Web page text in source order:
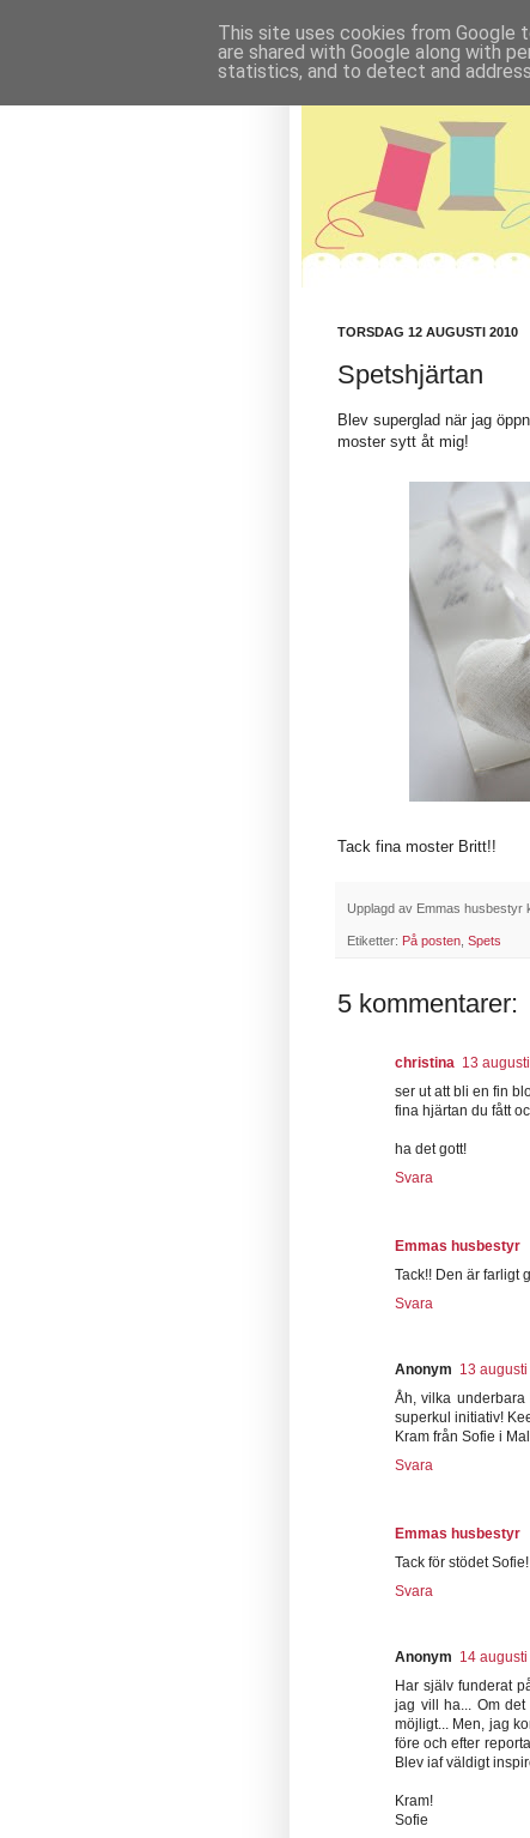
TORSDAG 12 AUGUSTI 2010
Spetshjärtan
Blev superglad när jag
moster sytt åt mig!
Tack fina moster Britt!!
Upplagd av Emmas husbestyr
Etiketter: På posten Spets
5 kommentarer:
christina 13
ser ut att bli en fin
fina hjärtan du fått
ha det gott!
Svara
Emmas husbestyr
Tack!! Den är farligt
Svara
Anonym 13
Åh, vilka
superkul initiativ!
Kram från Sofie i
Svara
Emmas husbestyr
Tack för stödet
Svara
Anonym 14
Har själv funderat
jag vill ha... Om
möjligt... Men, jag
före och efter
Blev iaf väldigt
Kram!
Sofie
This site uses cookies from Google
are shared with Google along with
statistics, and to detect and